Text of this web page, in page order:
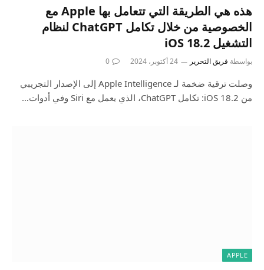
هذه هي الطريقة التي تتعامل بها Apple مع
الخصوصية من خلال تكامل ChatGPT لنظام
التشغيل iOS 18.2
بواسطة فريق التحرير 24 أكتوبر، 2024 0
وصلت ترقية ضخمة لـ Apple Intelligence إلى الإصدار التجريبي
من iOS 18.2: تكامل ChatGPT، الذي يعمل مع Siri وفي أدوات…
APPLE